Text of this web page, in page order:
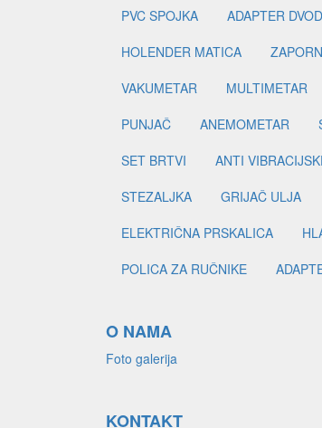
PVC SPOJKA
ADAPTER
HOLENDER MATICA
VAKUMETAR
MULTIMETAR
PUNJAČ
ANEMOMETAR
SET BRTVI
ANTI
STEZALJKA
GRIJAČ ULJA
ELEKTRIČNA PRSKALICA
POLICA ZA RUČNIKE
O NAMA
Foto galerija
KONTAKT